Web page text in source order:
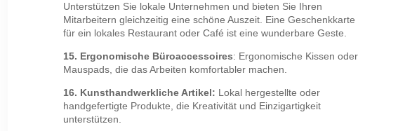
Unterstützen Sie lokale Unternehmen und bieten Sie Ihren
Mitarbeitern gleichzeitig eine schöne Auszeit. Eine Geschenkkarte
für ein lokales Restaurant oder Café ist eine wunderbare Geste.
15. Ergonomische Büroaccessoires: Ergonomische Kissen oder
Mauspads, die das Arbeiten komfortabler machen.
16. Kunsthandwerkliche Artikel: Lokal hergestellte oder
handgefertigte Produkte, die Kreativität und Einzigartigkeit
unterstützen.